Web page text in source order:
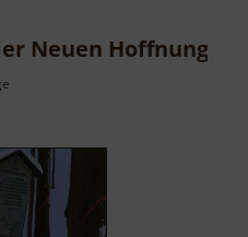
Neuen Hoffnung